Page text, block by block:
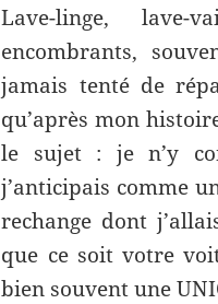
Lave-linge, lave-
encombrants,
jamais tenté de
qu’après mon
le sujet : je n’y
j’anticipais comme
rechange dont
que ce soit votre
bien souvent une